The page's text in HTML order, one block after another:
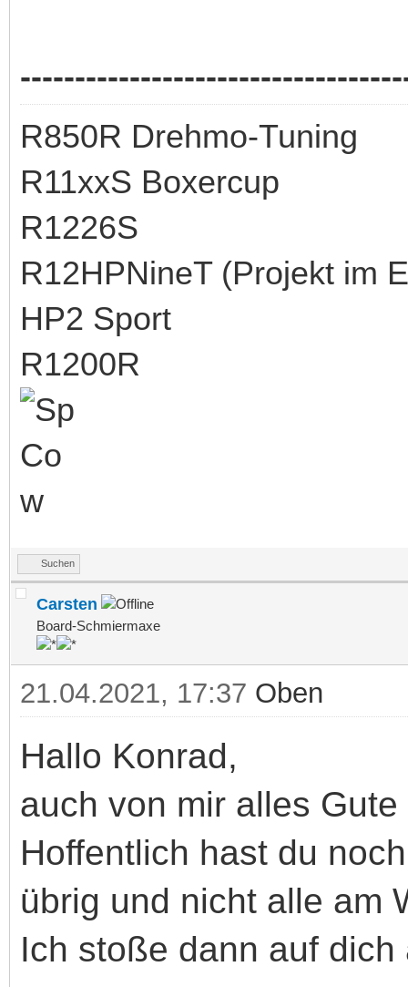
R850R Drehmo-Tuning
R11xxS Boxercup
R1226S
R12HPNineT (Projekt im
HP2 Sport
R1200R
Suchen
Carsten
Board-Schmiermaxe
21.04.2021, 17:37 Oben
Hallo Konrad,
auch von mir alles
Hoffentlich hast du
übrig und nicht alle am
Ich stoße dann auf